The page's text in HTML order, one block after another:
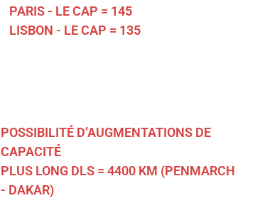
PARIS - LE CAP = 145
LISBON - LE CAP = 135
POSSIBILITÉ D’AUGMENTATIONS DE
CAPACITÉ
PLUS LONG DLS = 4400 KM (PENMARCH
- DAKAR)